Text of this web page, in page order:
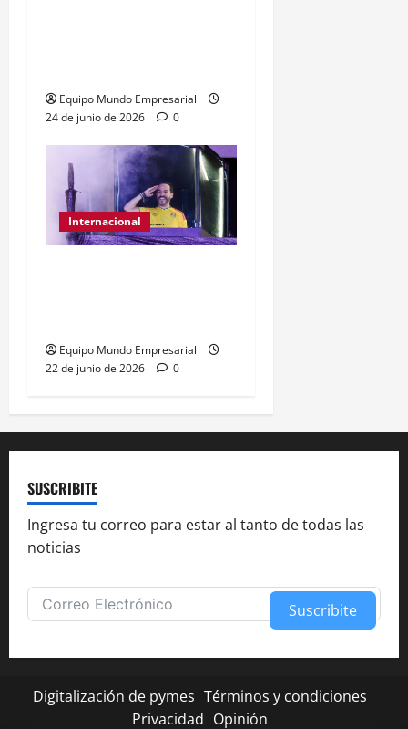
Equipo Mundo Empresarial
24 de junio de 2026
0
Internacional
Equipo Mundo Empresarial
22 de junio de 2026
0
SUSCRIBITE
Ingresa tu correo para estar al tanto de todas las
noticias
Suscribite
Digitalización de pymes Términos y condiciones
Privacidad Opinión